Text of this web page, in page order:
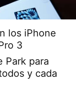
los iPhone
3
Park para
y cada